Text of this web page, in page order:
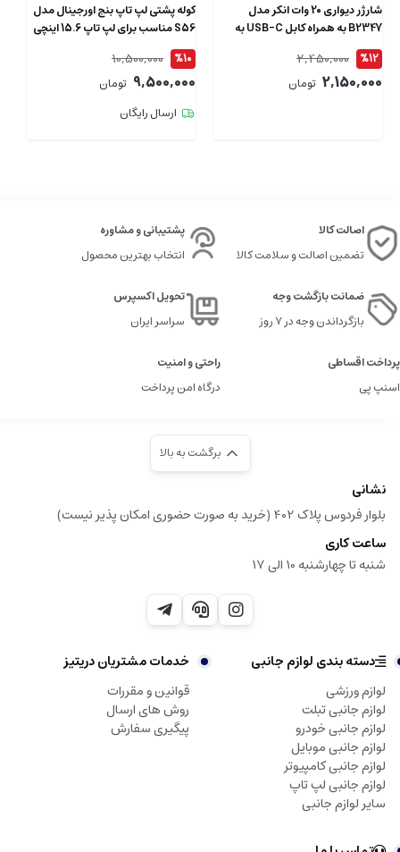
شارژر دیواری 20 وات انکر مدل
B2347 به همراه کابل USB-C به
طول 1.5 متر
%12
2,450,000
2,150,000 تومان
کوله پشتی لپ تاپ بنج اورجینال مدل
S56 مناسب برای لپ تاپ 15.6 اینچی
%10
10,500,000
9,500,000 تومان
ارسال رایگان
اصالت کالا
تضمین اصالت و سلامت کالا
پشتیبانی و مشاوره
انتخاب بهترین محصول
ضمانت بازگشت وجه
بازگرداندن وجه در ۷ روز
تحویل اکسپرس
سراسر ایران
پرداخت اقساطی
اسنپ پی
راحتی و امنیت
درگاه امن پرداخت
برگشت به بالا
نشانی
بلوار فردوس پلاک 402 (خرید به صورت حضوری امکان پذیر نیست)
ساعت کاری
شنبه تا چهارشنبه 10 الی 17
دسته بندی لوازم جانبی
لوازم ورزشی
لوازم جانبی تبلت
لوازم جانبی خودرو
لوازم جانبی موبایل
لوازم جانبی کامپیوتر
لوازم جانبی لپ تاپ
سایر لوازم جانبی
خدمات مشتریان دریتیز
قوانین و مقررات
روش های ارسال
پیگیری سفارش